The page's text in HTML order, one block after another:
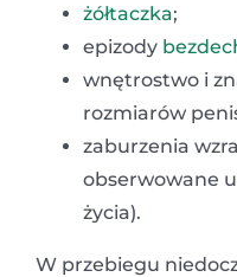
żółtaczka;
epizody
wnętrostwo i
rozmiarów
zaburzenia
obserwowane
życia).
W przebiegu